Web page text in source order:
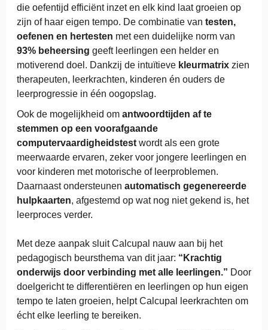
die oefentijd efficiënt inzet en elk kind laat groeien op
zijn of haar eigen tempo. De combinatie van testen,
oefenen en hertesten met een duidelijke norm van
93% beheersing geeft leerlingen een helder en
motiverend doel. Dankzij de intuïtieve kleurmatrix zien
therapeuten, leerkrachten, kinderen én ouders de
leerprogressie in één oogopslag.
Ook de mogelijkheid om antwoordtijden af te
stemmen op een voorafgaande
computervaardigheidstest wordt als een grote
meerwaarde ervaren, zeker voor jongere leerlingen en
voor kinderen met motorische of leerproblemen.
Daarnaast ondersteunen automatisch gegenereerde
hulpkaarten, afgestemd op wat nog niet gekend is, het
leerproces verder.
Met deze aanpak sluit Calcupal nauw aan bij het
pedagogisch beursthema van dit jaar: “Krachtig
onderwijs door verbinding met alle leerlingen.” Door
doelgericht te differentiëren en leerlingen op hun eigen
tempo te laten groeien, helpt Calcupal leerkrachten om
écht elke leerling te bereiken.